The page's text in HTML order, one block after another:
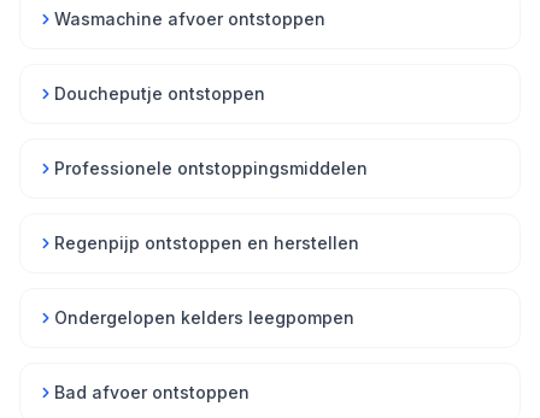
Wasmachine afvoer ontstoppen
Doucheputje ontstoppen
Professionele ontstoppingsmiddelen
Regenpijp ontstoppen en herstellen
Ondergelopen kelders leegpompen
Bad afvoer ontstoppen